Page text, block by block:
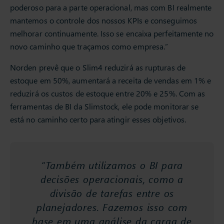
poderoso para a parte operacional, mas com BI realmente
mantemos o controle dos nossos KPIs e conseguimos
melhorar continuamente. Isso se encaixa perfeitamente no
novo caminho que traçamos como empresa.”
Norden prevê que o Slim4 reduzirá as rupturas de
estoque em 50%, aumentará a receita de vendas em 1% e
reduzirá os custos de estoque entre 20% e 25%. Com as
ferramentas de BI da Slimstock, ele pode monitorar se
está no caminho certo para atingir esses objetivos.
“Também utilizamos o BI para
decisões operacionais, como a
divisão de tarefas entre os
planejadores. Fazemos isso com
base em uma análise da carga de